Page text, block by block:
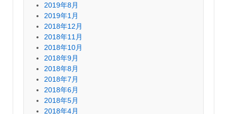
2019年8月
2019年1月
2018年12月
2018年11月
2018年10月
2018年9月
2018年8月
2018年7月
2018年6月
2018年5月
2018年4月